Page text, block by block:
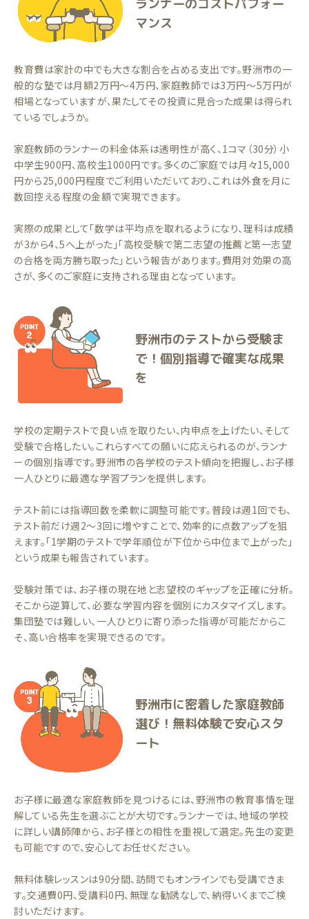
ランナーのコストパフォー
マンス
教育費は家計の中でも大きな割合を占める支出です。野洲市の一
般的な塾では月額2万円〜4万円、家庭教師では3万円〜5万円が
相場となっていますが、果たしてその投資に見合った成果は得られ
ているでしょうか。
家庭教師のランナーの料金体系は透明性が高く、1コマ（30分）小
中学生900円、高校生1000円です。多くのご家庭では月々15,000
円から25,000円程度でご利用いただいており、これは外食を月に
数回控える程度の金額で実現できます。
実際の成果として「数学は平均点を取れるようになり、理科は成績
が3から4、5へ上がった」「高校受験で第二志望の推薦と第一志望
の合格を両方勝ち取った」という報告があります。費用対効果の高
さが、多くのご家庭に支持される理由となっています。
野洲市のテストから受験ま
で！個別指導で確実な成果
を
学校の定期テストで良い点を取りたい、内申点を上げたい、そして
受験で合格したい。これらすべての願いに応えられるのが、ランナ
ーの個別指導です。野洲市の各学校のテスト傾向を把握し、お子様
一人ひとりに最適な学習プランを提供します。
テスト前には指導回数を柔軟に調整可能です。普段は週1回でも、
テスト前だけ週2〜3回に増やすことで、効率的に点数アップを狙
えます。「1学期のテストで学年順位が下位から中位まで上がった」
という成果も報告されています。
受験対策では、お子様の現在地と志望校のギャップを正確に分析。
そこから逆算して、必要な学習内容を個別にカスタマイズします。
集団塾では難しい、一人ひとりに寄り添った指導が可能だからこ
そ、高い合格率を実現できるのです。
野洲市に密着した家庭教師
選び！無料体験で安心スタ
ート
お子様に最適な家庭教師を見つけるには、野洲市の教育事情を理
解している先生を選ぶことが大切です。ランナーでは、地域の学校
に詳しい講師陣から、お子様との相性を重視して選定。先生の変更
も可能ですので、安心してお任せください。
無料体験レッスンは90分間、訪問でもオンラインでも受講できま
す。交通費0円、受講料0円、無理な勧誘なしで、納得いくまでご検
討いただけます。